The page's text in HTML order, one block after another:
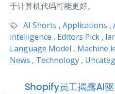
于计算机代码可能更好。
AI Shorts , Applications ,
intelligence , Editors Pick ,
Language Model , Machine
News , Technology ,
Shopify员工揭露AI